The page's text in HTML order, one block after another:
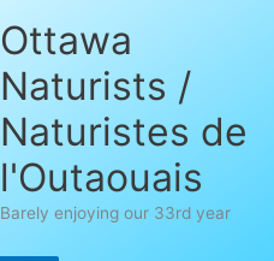
Ottawa
Naturists /
Naturistes de
l'Outaouais
Barely enjoying our 33rd year